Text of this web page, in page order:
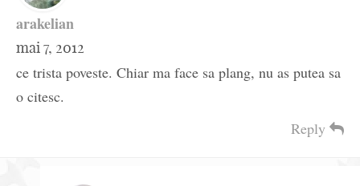
arakelian
mai 7, 2012
ce trista poveste. Chiar ma face sa plang, nu as putea sa
o citesc.
Reply